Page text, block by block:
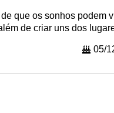
que os sonhos podem
de criar uns dos
05/